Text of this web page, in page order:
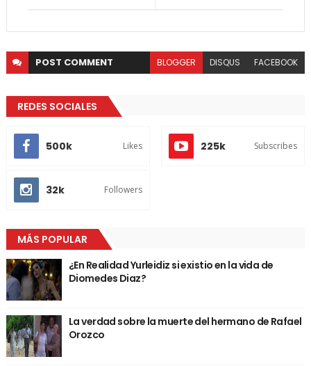
POST COMMENT BLOGGER DISQUS FACEBOOK
REDES SOCIALES
500k Likes 225k Subscribes
32k Followers
MÁS POPULAR
¿En Realidad Yurleidiz si existio en la vida de
Diomedes Diaz?
La verdad sobre la muerte del hermano de Rafael
Orozco